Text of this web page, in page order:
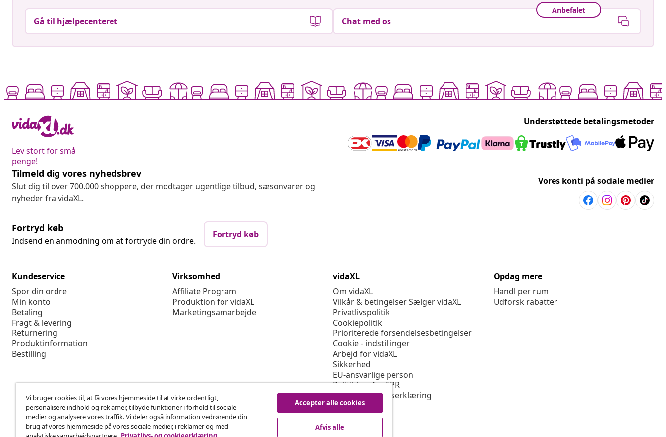
Gå til hjælpecenteret
Anbefalet
Chat med os
Lev stort for små
penge!
Understøttede betalingsmetoder
Tilmeld dig vores nyhedsbrev
Slut dig til over 700.000 shoppere, der modtager ugentlige tilbud, sæsonvarer og
nyheder fra vidaXL.
Vores konti på sociale medier
Fortryd køb
Indsend en anmodning om at fortryde din ordre.
Fortryd køb
Kundeservice
Spor din ordre
Min konto
Betaling
Fragt & levering
Returnering
Produktinformation
Bestilling
Virksomhed
Affiliate Program
Produktion for vidaXL
Marketingsamarbejde
vidaXL
Om vidaXL
Vilkår & betingelser Sælger vidaXL
Privatlivspolitik
Cookiepolitik
Prioriterede forsendelsesbetingelser
Cookie - indstillinger
Arbejd for vidaXL
Sikkerhed
EU-ansvarlige person
Politikken for EPR
Tilgængelighedserklæring
Opdag mere
Handl per rum
Udforsk rabatter
Vi bruger cookies til, at få vores hjemmeside til at virke ordentligt,
personalisere indhold og reklamer, tilbyde funktioner i forhold til sociale
medier og analysere vores traffik. Vi deler også information vedrørende din
brug af vores hjemmeside på vores sociale medier, i reklamer og med
Accepter alle cookies
Afvis alle